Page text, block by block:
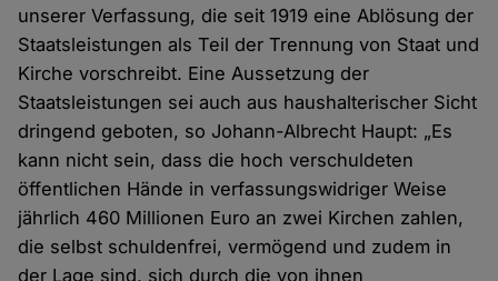
unserer Verfassung, die seit 1919 eine Ablösung der
Staatsleistungen als Teil der Trennung von Staat und
Kirche vorschreibt. Eine Aussetzung der
Staatsleistungen sei auch aus haushalterischer Sicht
dringend geboten, so Johann-Albrecht Haupt: „Es
kann nicht sein, dass die hoch verschuldeten
öffentlichen Hände in verfassungswidriger Weise
jährlich 460 Millionen Euro an zwei Kirchen zahlen,
die selbst schuldenfrei, vermögend und zudem in
der Lage sind, sich durch die von ihnen